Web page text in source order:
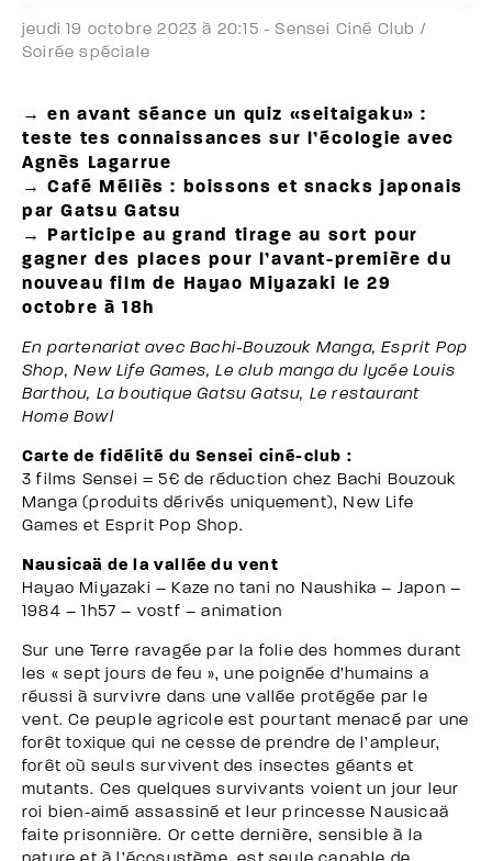
jeudi 19 octobre 2023 à 20:15 -Sensei Ciné Club /
Soirée spéciale
→ en avant séance un quiz «seitaigaku» :
teste tes connaissances sur l’écologie avec
Agnès Lagarrue
→ Café Méliès : boissons et snacks japonais
par Gatsu Gatsu
→ Participe au grand tirage au sort pour
gagner des places pour l’avant-première du
nouveau film de Hayao Miyazaki le 29
octobre à 18h
En partenariat avec Bachi-Bouzouk Manga, Esprit Pop
Shop, New Life Games, Le club manga du lycée Louis
Barthou, La boutique Gatsu Gatsu, Le restaurant
Home Bowl
Carte de fidélité du Sensei ciné-club :
3 films Sensei = 5€ de réduction chez Bachi Bouzouk
Manga (produits dérivés uniquement), New Life
Games et Esprit Pop Shop.
Nausicaä de la vallée du vent
Hayao Miyazaki – Kaze no tani no Naushika – Japon –
1984 – 1h57 – vostf – animation
Sur une Terre ravagée par la folie des hommes durant
les « sept jours de feu », une poignée d’humains a
réussi à survivre dans une vallée protégée par le
vent. Ce peuple agricole est pourtant menacé par une
forêt toxique qui ne cesse de prendre de l’ampleur,
forêt où seuls survivent des insectes géants et
mutants. Ces quelques survivants voient un jour leur
roi bien-aimé assassiné et leur princesse Nausicaä
faite prisonnière. Or cette dernière, sensible à la